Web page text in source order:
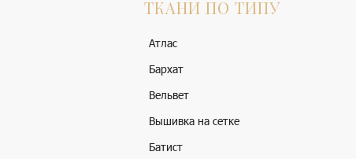
ТКАНИ ПО ТИПУ
Атлас
Бархат
Вельвет
Вышивка на сетке
Батист